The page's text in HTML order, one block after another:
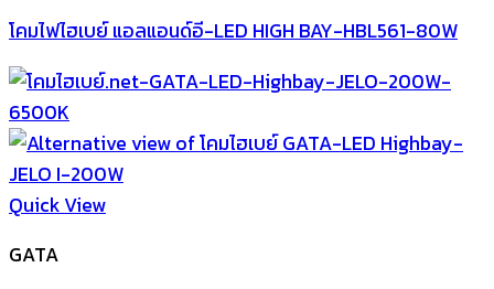
โคมไฟไฮเบย์ แอลแอนด์อี-LED HIGH BAY-HBL561-80W
Quick View
GATA